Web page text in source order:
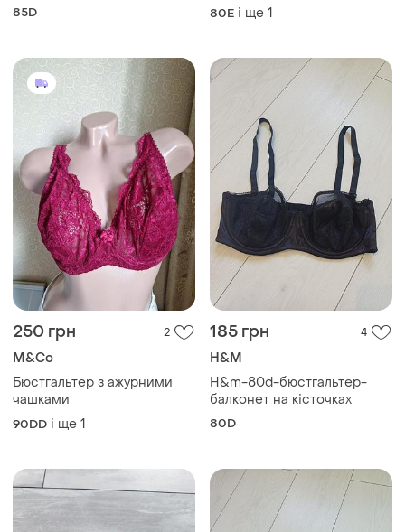
85D 80E і ще 1
250 грн 2
M&Co
Бюстгальтер з ажурними
чашками
90DD і ще 1
185 грн 4
H&M
H&m-80d-бюстгальтер-
балконет на кісточках
80D